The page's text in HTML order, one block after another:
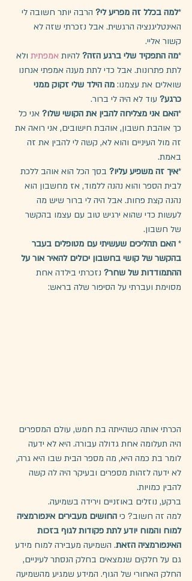
*למה בכלל זה מפריע לי? הרבה יותר חשובה לי
האינטליגנציה הרגשית. אבל נזכרתי שזה לא
קשור אליי.
*מה התפקיד שלי ברגע הזה? להיות אמפתית ולא
לתת פתרונות. אבל כדי לתת מענה אמפתי אנחנו
שואלים את עצמנו: מה הילד שלי זקוק ממני
כרגע? עוד לא היה לי ברור.
*האם אני מצליחה להבין את הקושי שלו? אני כל
כך אוהבת חשבון, אוהבת חישובים, אני רואה את
זה מול העיניים והוא לא, קשה לי להבין את זה
באמת.
*איך זה משפיע עליו? בסך הכל הוא אוהב ללכת
לבית הספר והוא נהנה ללמוד, אז מחשבון הוא
נהנה קצת פחות. אבל היה לי ברור שיש מה
לעשות כדי שהוא ירגיש טוב עם עצמו בהקשר
של חשבון.
* האם תהליכים שעשיתי עם מטופלים בעבר
בהקשר של קושי בחשבון יכולים להאיר אור על
ההתמודדות של שחר? נזכרתי בילדה אחת
מסוימת ועברתי על הסיפור שלה בראש:
הכרתי אותה כשהייתה בת חמש, עולם המספרים
היה תעלומה אחת גדולה עבורה. היא לא ידעה
לומר בת כמה היא, מה מספר הבית שבו היא גרה,
לא ידעה לזהות מספרים ובעיקר היה לה קשה
להבין כמויות.
ברקע, נוזלים באוזניים וירידה בשמיעה.
למה זה חשוב? כי החושים מעבירים אינפורמציה
למוח והמוח יודע לתת פקודות לגוף בזכות
האינפורמציה הזאת. השמיעה מעבירה למוח מידע
גם על חלקים שנמצאים בחלק הנסתר לעיניים,
החלק האחורי של הגוף. המידע שמגיע מהשמיעה